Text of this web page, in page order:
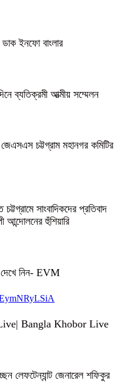
ইনফো বাংলার
ব্যতিক্রমী আত্মীয় সম্মেলন
চট্টগ্রাম মহানগর কমিটির
সাংবাদিকদের প্রতিবাদ
হুঁশিয়ারি
নিন- EVM
Live| Bangla Khobor Live
লেফটেন্যান্ট জেনারেল শফিকুর